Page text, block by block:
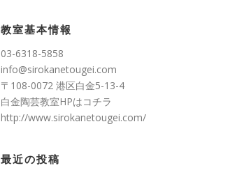
教室基本情報
03-6318-5858
info@sirokanetougei.com
〒108-0072 港区白金5-13-4
白金陶芸教室HPはコチラ
http://www.sirokanetougei.com/
最近の投稿